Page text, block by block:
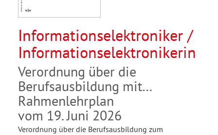
Informationselektroniker /
Informationselektronikerin
Verordnung über die
Berufsausbildung mit
Rahmenlehrplan
vom 19. Juni 2026
Verordnung über die Berufsausbildung zum